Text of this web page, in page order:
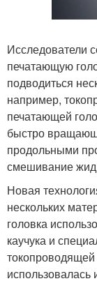
Исследователи
печатающую
подводиться
например,
печатающей
быстро
продольными
смешивание
Новая
нескольких
головка
каучука и
токопроводящей
использовалась